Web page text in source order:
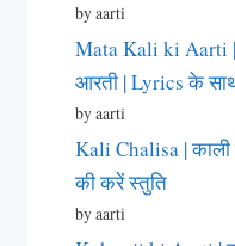
by aarti
Mata Kali ki Aarti |
आरती | Lyrics के
by aarti
Kali Chalisa | काली
की करें स्तुति
by aarti